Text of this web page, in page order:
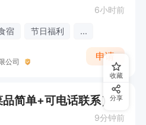
6小时前
宿 节日福利 ...
公司
申请
简单+可电话联系）
9分钟前
收藏
分享